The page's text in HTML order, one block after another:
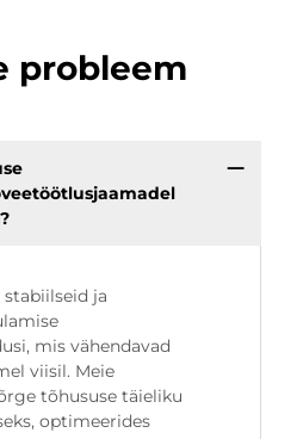
probleem
ja
mis vähendavad
viisil. Meie
tõhususe täieliku
optimeerides